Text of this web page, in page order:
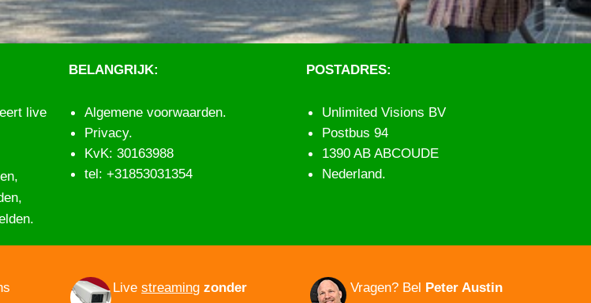
live
,
,
.
BELANGRIJK:
Algemene voorwaarden.
Privacy.
KvK: 30163988
tel: +31853031354
POSTADRES:
Unlimited Visions BV
Postbus 94
1390 AB ABCOUDE
Nederland.
Livestreaming zonder
Vragen? Bel Peter Austin